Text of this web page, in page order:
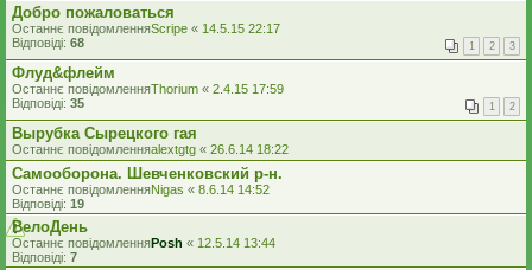
Добро пожаловаться
Останнє повідомленняScripe « 14.5.15 22:17
Відповіді: 68 1 2 3
Флуд&флейм
Останнє повідомленняThorium « 2.4.15 17:59
Відповіді: 35 1 2
Вырубка Сырецкого гая
Останнє повідомленняalextgtg « 26.6.14 18:22
Самооборона. Шевченковский р-н.
Останнє повідомленняNigas « 8.6.14 14:52
Відповіді: 19
ВелоДень
Останнє повідомленняPosh « 12.5.14 13:44
Відповіді: 7